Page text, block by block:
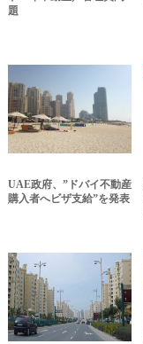
題
UAE政府、”ドバイ不動産
購入者へビザ支給”を発表